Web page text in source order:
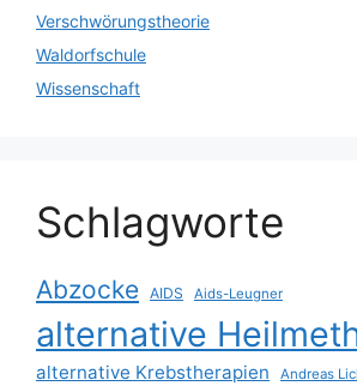
Verschwörungstheorie
Waldorfschule
Wissenschaft
Schlagworte
Abzocke AIDS Aids-Leugner
alternative
alternative Krebstherapien Andreas